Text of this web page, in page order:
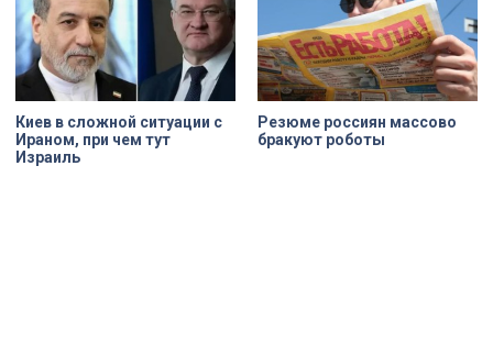
Киев в сложной ситуации с
Ираном, при чем тут
Израиль
Резюме россиян массово
бракуют роботы